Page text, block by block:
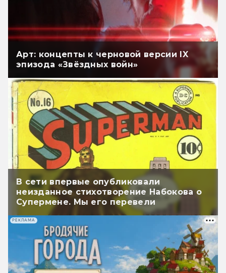
Арт: концепты к черновой версии IX
эпизода «Звёздных войн»
В сети впервые опубликовали
неизданное стихотворение Набокова о
Супермене. Мы его перевели
РЕКЛАМА